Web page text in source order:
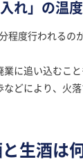
れ」の温度
程度行われるの
に追い込むこ
どにより、火
生酒は